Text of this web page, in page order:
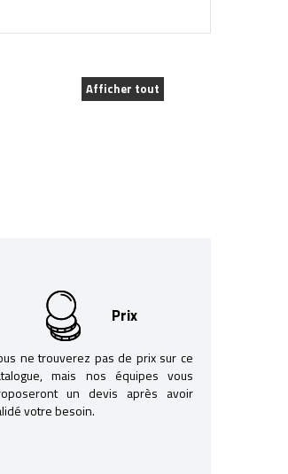
Afficher tout
Prix
ne trouverez pas de prix sur ce
mais nos équipes vous
un devis après avoir
votre besoin.